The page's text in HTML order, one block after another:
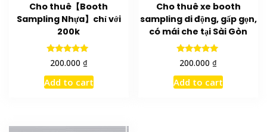
Cho thuê【Booth
Sampling Nhựa】chỉ với
200k
Rated
5.00
out of 5
200.000 ₫
Add to cart
Cho thuê xe booth
sampling di động, gấp gọn,
có mái che tại Sài Gòn
Rated
5.00
out of 5
200.000 ₫
Add to cart